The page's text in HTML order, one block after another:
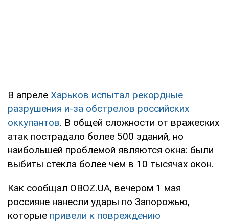
В апреле Харьков испытал рекордные
разрушения и-за обстрелов российских
оккупантов. В общей сложности от вражеских
атак пострадало более 500 зданий, но
наибольшей проблемой являются окна: были
выбиты стекла более чем в 10 тысячах окон.
Как сообщал OBOZ.UA, вечером 1 мая
россияне нанесли удары по Запорожью,
которые привели к повреждению